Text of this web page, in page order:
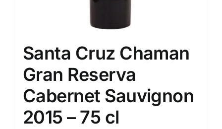
Santa Cruz Chaman
Gran Reserva
Cabernet Sauvignon
2015 – 75 cl